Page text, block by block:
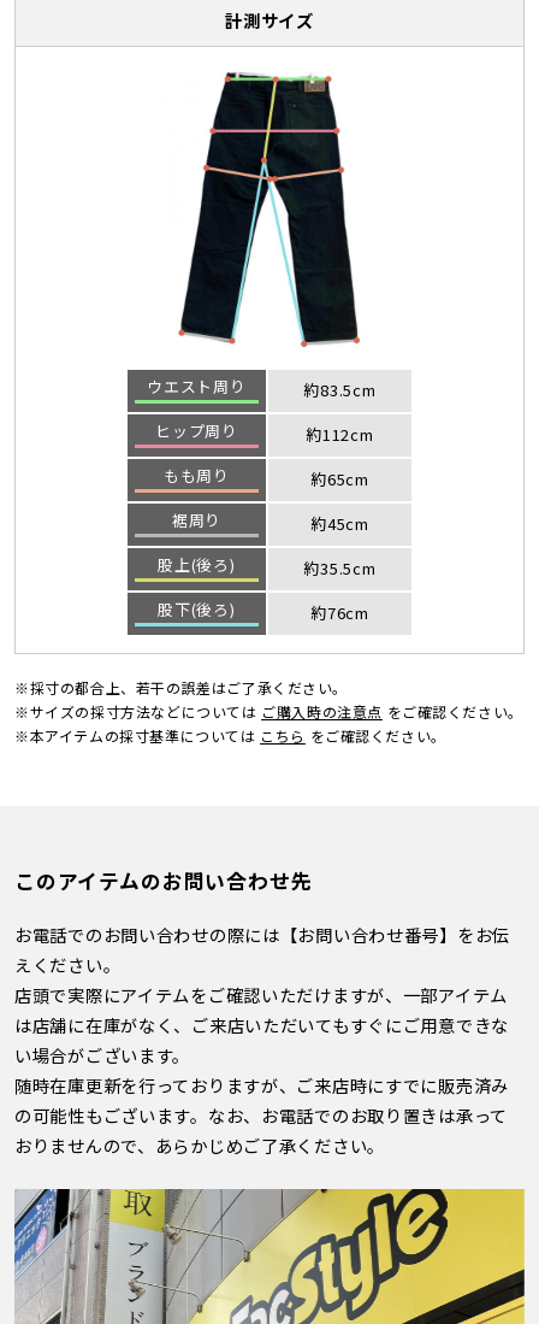
計測サイズ
ウエスト周り
約83.5cm
ヒップ周り
約112cm
もも周り
約65cm
裾周り
約45cm
股上(後ろ)
約35.5cm
股下(後ろ)
約76cm
※採寸の都合上、若干の誤差はご了承ください。
※サイズの採寸方法などについては ご購入時の注意点 をご確認ください。
※本アイテムの採寸基準については こちら をご確認ください。
このアイテムのお問い合わせ先
お電話でのお問い合わせの際には【お問い合わせ番号】をお伝
えください。
店頭で実際にアイテムをご確認いただけますが、一部アイテム
は店舗に在庫がなく、ご来店いただいてもすぐにご用意できな
い場合がございます。
随時在庫更新を行っておりますが、ご来店時にすでに販売済み
の可能性もございます。なお、お電話でのお取り置きは承って
おりませんので、あらかじめご了承ください。